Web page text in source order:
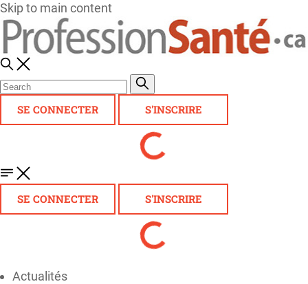
Skip to main content
SE CONNECTER S'INSCRIRE
SE CONNECTER S'INSCRIRE
Actualités